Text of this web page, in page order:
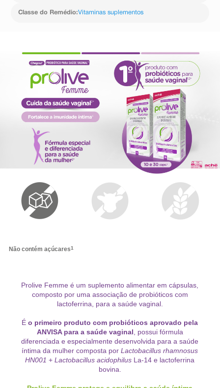
Classe do Remédio:Vitaminas suplementos